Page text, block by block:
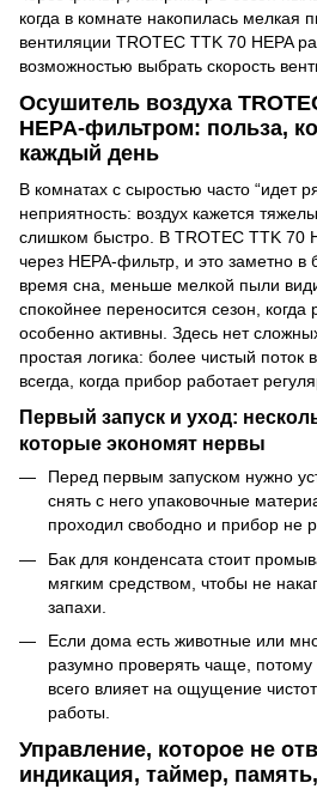
когда в комнате накопилась мелкая
вентиляции TROTEC TTK 70 HEPA
возможностью выбрать скорость
Осушитель воздуха
HEPA-фильтром: польза,
каждый день
В комнатах с сыростью часто “идет
неприятность: воздух кажется
слишком быстро. В TROTEC TTK 70
через HEPA-фильтр, и это заметно в
время сна, меньше мелкой пыли
спокойнее переносится сезон,
особенно активны. Здесь нет
простая логика: более чистый
всегда, когда прибор работает
Первый запуск и уход:
которые экономят нервы
Перед первым запуском нужно
снять с него упаковочные
проходил свободно и прибор не
Бак для конденсата стоит
мягким средством, чтобы не
запахи.
Если дома есть животные или
разумно проверять чаще,
всего влияет на ощущение
работы.
Управление, которое не
индикация, таймер,